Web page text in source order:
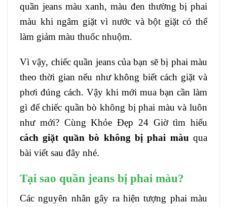
quần jeans màu xanh, màu đen thường bị phai
màu khi ngâm giặt vì nước và bột giặt có thể
làm giảm màu thuốc nhuộm.
Vì vậy, chiếc quần jeans của bạn sẽ bị phai màu
theo thời gian nếu như không biết cách giặt và
phơi đúng cách. Vậy khi mới mua bạn cần làm
gì để chiếc quần bò không bị phai màu và luôn
như mới? Cùng Khỏe Đẹp 24 Giờ tìm hiểu
cách giặt quần bò không bị phai màu qua
bài viết sau đây nhé.
Tại sao quần jeans bị phai màu?
Các nguyên nhân gây ra hiện tượng phai màu